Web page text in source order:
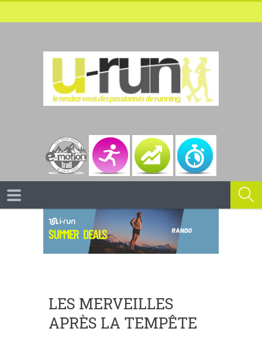
LES MERVEILLES
APRÈS LA TEMPÊTE